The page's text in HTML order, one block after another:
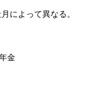
によって異なる。
金